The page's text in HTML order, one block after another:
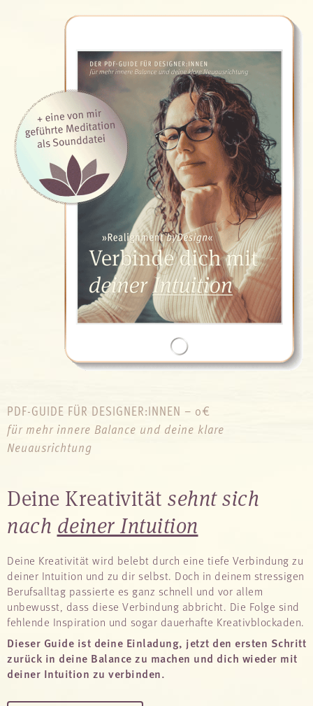
PDF-GUIDE FÜR DESIGNER:INNEN – 0€
für mehr innere Balance und deine klare
Neuausrichtung
Deine Kreativität sehnt sich
nach deiner Intuition
Deine Kreativität wird belebt durch eine tiefe Verbindung zu
deiner Intuition und zu dir selbst. Doch in deinem stressigen
Berufsalltag passierte es ganz schnell und vor allem
unbewusst, dass diese Verbindung abbricht. Die Folge sind
fehlende Inspiration und sogar dauerhafte Kreativblockaden.
Dieser Guide ist deine Einladung, jetzt den ersten Schritt
zurück in deine Balance zu machen und dich wieder mit
deiner Intuition zu verbinden.